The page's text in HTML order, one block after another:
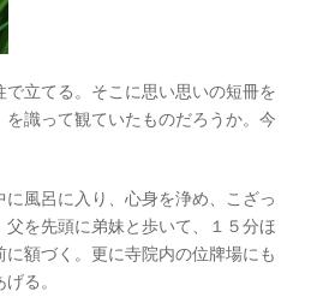
立てる。そこに思い思いの短冊を
識って観ていたものだろうか。今
風呂に入り、心身を浄め、こざっ
を先頭に弟妹と歩いて、１５分ほ
額づく。更に寺院内の位牌場にも
る。